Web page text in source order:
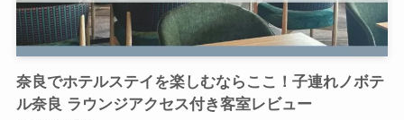
奈良でホテルステイを楽しむならここ！子連れノボテ
ル奈良 ラウンジアクセス付き客室レビュー